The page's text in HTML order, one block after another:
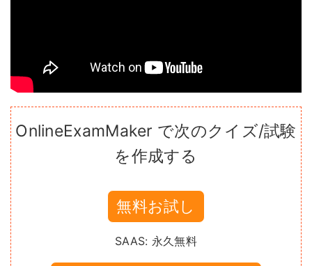
OnlineExamMaker で次のクイズ/試験
を作成する
無料お試し
SAAS: 永久無料